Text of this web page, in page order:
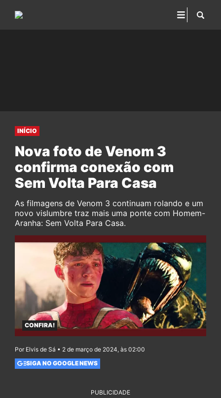
INÍCIO
Nova foto de Venom 3
confirma conexão com
Sem Volta Para Casa
As filmagens de Venom 3 continuam rolando e um
novo vislumbre traz mais uma ponte com Homem-
Aranha: Sem Volta Para Casa.
CONFIRA!
Por Elvis de Sá • 2 de março de 2024, às 02:00
SIGA NO GOOGLE NEWS
PUBLICIDADE